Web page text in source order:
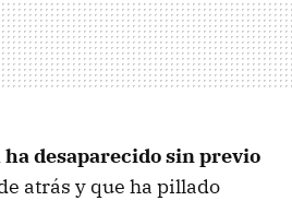
desaparecido sin previo
atrás y que ha pillado